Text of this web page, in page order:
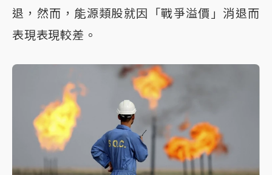
退，然而，能源類股就因「戰爭溢價」消退而
表現表現較差。